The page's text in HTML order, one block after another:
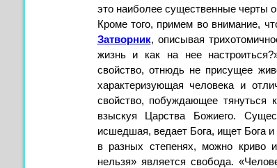
это наиболее существенные черты
Кроме того, примем во внимание,
Затворник, описывая
жизнь и как на нее
свойство, отнюдь не присущее
характеризующая человека и
свойство, побуждающее тянуться
взыскуя Царства Божиего.
исшедшая, ведает Бога, ищет Бога
в разных степенях, можно криво
нельзя» является свобода.